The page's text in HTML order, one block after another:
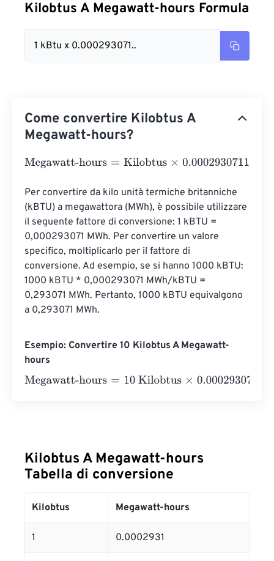
Kilobtus A Megawatt-hours Formula
1 kBtu x 0.000293071..
Come convertire Kilobtus A
Megawatt-hours?
Megawatt-hours=Kilobtus×0.0002930711
Per convertire da kilo unità termiche britanniche
(kBTU) a megawattora (MWh), è possibile utilizzare
il seguente fattore di conversione: 1 kBTU =
0,000293071 MWh. Per convertire un valore
specifico, moltiplicarlo per il fattore di
conversione. Ad esempio, se si hanno 1000 kBTU:
1000 kBTU * 0,000293071 MWh/kBTU =
0,293071 MWh. Pertanto, 1000 kBTU equivalgono
a 0,293071 MWh.
Esempio: Convertire 10 Kilobtus A Megawatt-
hours
Megawatt-hours=10 Kilobtus×0.0002930711=
Kilobtus A Megawatt-hours
Tabella di conversione
Kilobtus Megawatt-hours
1 0.0002931